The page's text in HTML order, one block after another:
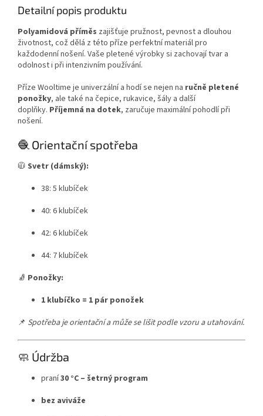
Detailní popis produktu
Polyamidová příměs zajišťuje pružnost, pevnost a dlouhou
životnost, což dělá z této příze perfektní materiál pro
každodenní nošení. Vaše pletené výrobky si zachovají tvar a
odolnost i při intenzivním používání.
Příze Wooltime je univerzální a hodí se nejen na ručně pletené
ponožky, ale také na čepice, rukavice, šály a další
doplňky. Příjemná na dotek, zaručuje maximální pohodlí při
nošení.
🧶 Orientační spotřeba
🧥 Svetr (dámský):
38: 5 klubíček
40: 6 klubíček
42: 6 klubíček
44: 7 klubíček
🧦 Ponožky:
1 klubíčko = 1 pár ponožek
📌 Spotřeba je orientační a může se lišit podle vzoru a utahování.
🧼 Údržba
praní30 °C – šetrný program
bez aviváže